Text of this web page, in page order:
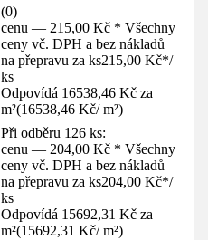
(0)
cenu — 215,00 Kč * Všechny
ceny vč. DPH a bez nákladů
na přepravu za ks215,00 Kč*/
ks
Odpovídá 16538,46 Kč za
m²(16538,46 Kč/ m²)
Při odběru 126 ks:
cenu — 204,00 Kč * Všechny
ceny vč. DPH a bez nákladů
na přepravu za ks204,00 Kč*/
ks
Odpovídá 15692,31 Kč za
m²(15692,31 Kč/ m²)